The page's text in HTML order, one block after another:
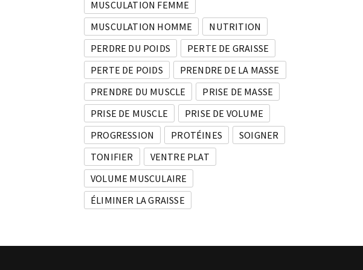
MUSCULATION FEMME
MUSCULATION HOMME
NUTRITION
PERDRE DU POIDS
PERTE DE GRAISSE
PERTE DE POIDS
PRENDRE DE LA MASSE
PRENDRE DU MUSCLE
PRISE DE MASSE
PRISE DE MUSCLE
PRISE DE VOLUME
PROGRESSION
PROTÉINES
SOIGNER
TONIFIER
VENTRE PLAT
VOLUME MUSCULAIRE
ÉLIMINER LA GRAISSE